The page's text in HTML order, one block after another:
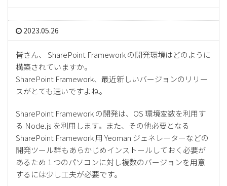
2023.05.26
皆さん、 SharePoint Framework の開発環境はどのように
構築されていますか。
SharePoint Framework、最近新しいバージョンのリリー
スがとても速いですよね。
SharePoint Framework の開発は、OS 環境変数を利用す
る Node.js を利用します。また、その他必要となる
SharePoint Framework 用 Yeoman ジェネレーターなどの
開発ツール群もあらかじめインストールしておく必要が
あるため 1 つのパソコンに対し複数のバージョンを用意
するには少し工夫が必要です。